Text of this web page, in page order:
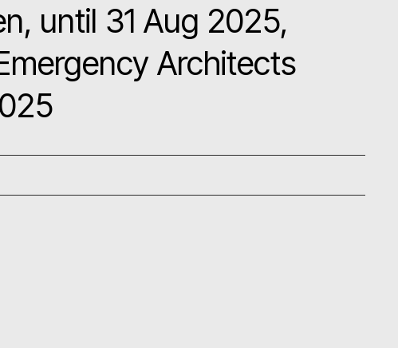
until 31 Aug 2025,
Architects